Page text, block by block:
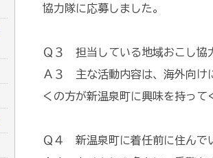
協力隊に応募しました。
Ｑ３ 担当している地域おこし協
Ａ３ 主な活動内容は、海外向け
くの方が新温泉町に興味を持って
Ｑ４ 新温泉町に着任前に住んで